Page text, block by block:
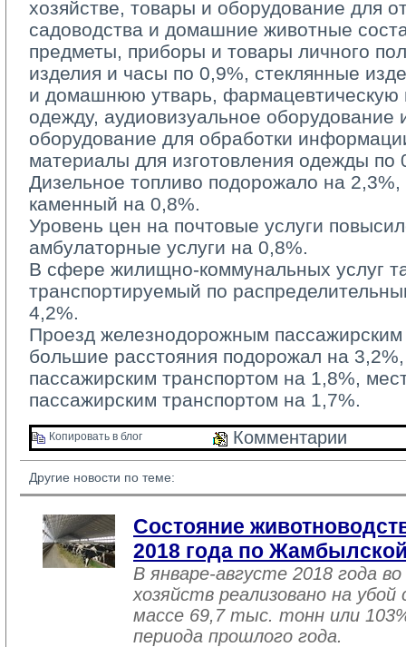
хозяйстве, товары и оборудование для
садоводства и домашние животные
предметы, приборы и товары личного
изделия и часы по 0,9%, стеклянные
и домашнюю утварь, фармацевтическую
одежду, аудиовизуальное оборудование
оборудование для обработки
материалы для изготовления одежды по
Дизельное топливо подорожало на
каменный на 0,8%.
Уровень цен на почтовые услуги
амбулаторные услуги на 0,8%.
В сфере жилищно-коммунальных услуг
транспортируемый по
4,2%.
Проезд железнодорожным
большие расстояния подорожал на
пассажирским транспортом на 1,8%,
пассажирским транспортом на 1,7%.
Копировать в блог Комментарии
Другие новости по теме:
Состояние
2018 года по
В январе-августе 2018 года
хозяйств реализовано на
массе 69,7 тыс. тонн или
периода прошлого года.